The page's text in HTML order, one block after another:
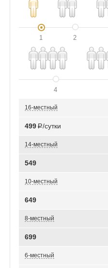
1 2
4
16-местный
499 Р/сутки
14-местный
549
10-местный
649
8-местный
699
6-местный